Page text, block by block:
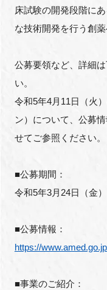
床試験の開発段階に
な技術開発を行う創
公募要領など、詳細
い。
令和5年4月 11日（火
ン）について、公募
せてご参照ください。
■公募期間：
令和5年3月 24日（金
■公募情報：
https://
■事業のご紹介：